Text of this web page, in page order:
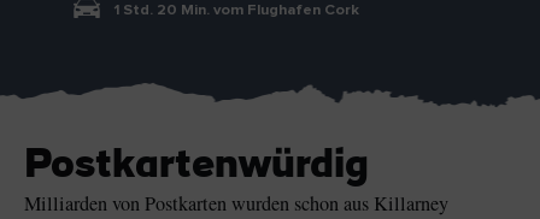
1 Std. 20 Min. vom Flughafen Cork
Postkartenwürdig
Milliarden von Postkarten wurden schon aus Killarney